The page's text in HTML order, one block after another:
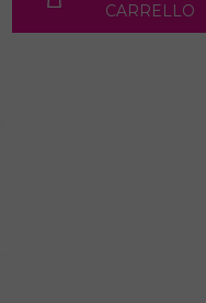
CARRELLO